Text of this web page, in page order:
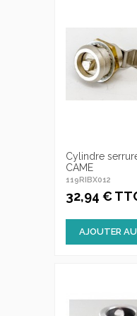
Cylindre
CAME
119RIBX012
32,94 €
AJOUTER AU